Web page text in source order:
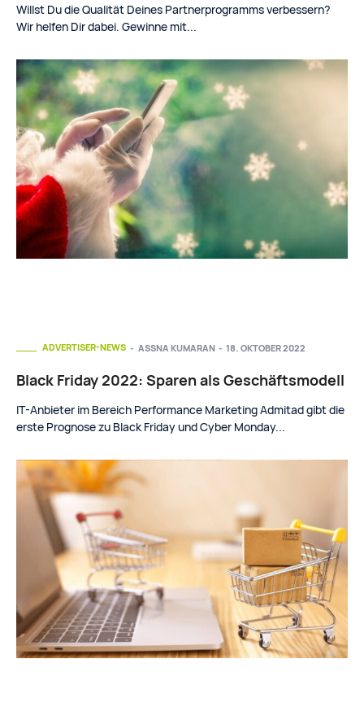
Willst Du die Qualität Deines Partnerprogramms verbessern?
Wir helfen Dir dabei. Gewinne mit...
ADVERTISER-NEWS
Black Friday 2022: Sparen als Geschäftsmodell
ASSNA KUMARAN - 18. OKTOBER 2022
IT-Anbieter im Bereich Performance Marketing Admitad gibt die
erste Prognose zu Black Friday und Cyber Monday...